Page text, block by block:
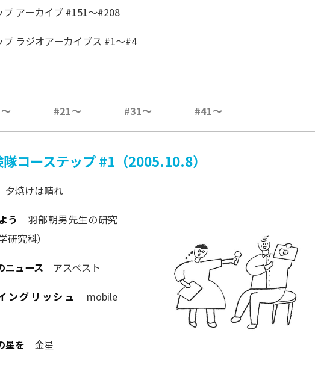
アーカイブ #151～#208
ラジオアーカイブス #1～#4
#21～ #31～ #41～
隊コーステップ#1（2005.10.8）
焼けは晴れ
う
羽部朝男先生の研究
研究科）
ニュース アスベスト
ングリッシュ
mobile
星を 金星